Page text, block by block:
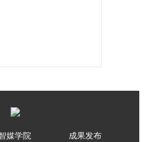
媒学院
成果发布